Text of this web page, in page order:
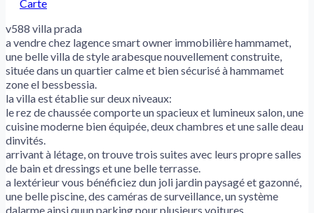
Carte
v588 villa prada
a vendre chez lagence smart owner immobilière hammamet,
une belle villa de style arabesque nouvellement construite,
située dans un quartier calme et bien sécurisé à hammamet
zone el bessbessia.
la villa est établie sur deux niveaux:
le rez de chaussée comporte un spacieux et lumineux salon, une
cuisine moderne bien équipée, deux chambres et une salle deau
dinvités.
arrivant à létage, on trouve trois suites avec leurs propre salles
de bain et dressings et une belle terrasse.
a lextérieur vous bénéficiez dun joli jardin paysagé et gazonné,
une belle piscine, des caméras de surveillance, un système
dalarme ainsi quun parking pour plusieurs voitures.